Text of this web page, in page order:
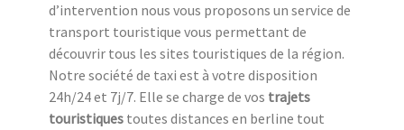
d’intervention nous vous proposons un service de
transport touristique vous permettant de
découvrir tous les sites touristiques de la région.
Notre société de taxi est à votre disposition
24h/24 et 7j/7. Elle se charge de vos trajets
touristiques toutes distances en berline tout